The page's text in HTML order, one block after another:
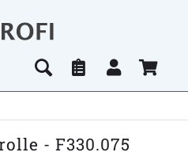
- F330.075